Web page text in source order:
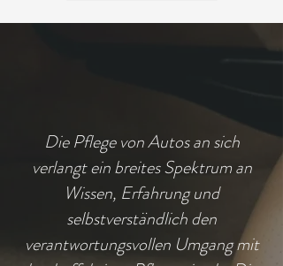
Die Pflege von Autos an sich
verlangt ein breites Spektrum an
Wissen, Erfahrung und
selbstverständlich den
verantwortungsvollen Umgang mit